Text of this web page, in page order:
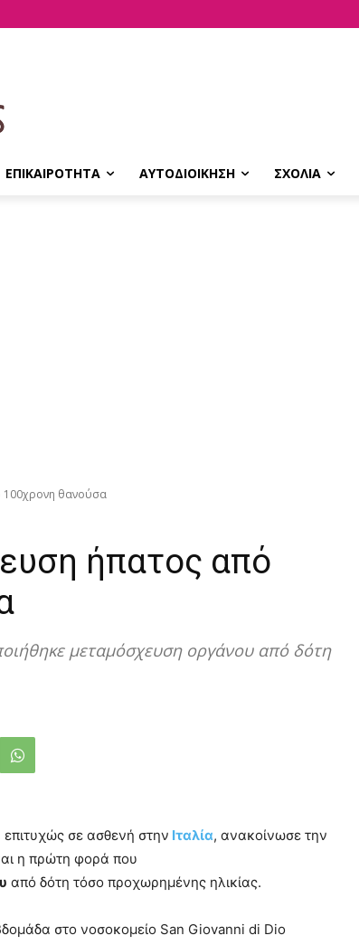
ΕΠΙΚΑΙΡΟΤΗΤΑ ΑΥΤΟΔΙΟΙΚΗΣΗ ΣΧΟΛΙΑ
100χρονη θανούσα
ήπατος από
μεταμόσχευση οργάνου από δότη
επιτυχώς σε ασθενή στην Ιταλία, ανακοίνωσε την
η πρώτη φορά που
από δότη τόσο προχωρημένης ηλικίας.
στο νοσοκομείο San Giovanni di Dio